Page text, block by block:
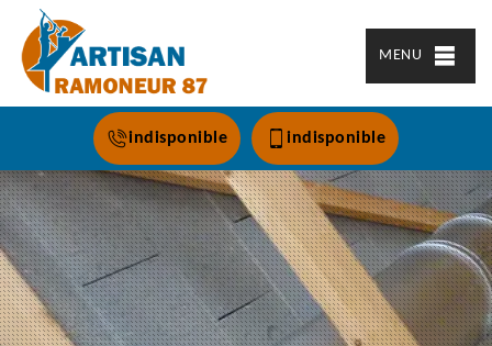
MENU
indisponible indisponible